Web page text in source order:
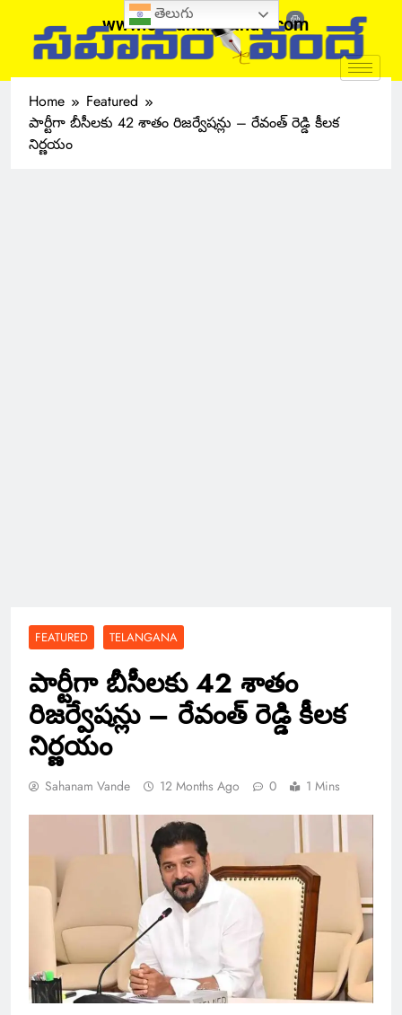
www.sahanamvande.com
Home
Featured
పార్టీగా బీసీలకు 42 శాతం రిజర్వేషన్లు – రేవంత్ రెడ్డి కీలక
నిర్ణయం
FEATURED TELANGANA
పార్టీగా బీసీలకు 42 శాతం
రిజర్వేషన్లు – రేవంత్ రెడ్డి కీలక
నిర్ణయం
Sahanam Vande 12 Months Ago 0 1 Mins
తెలుగు